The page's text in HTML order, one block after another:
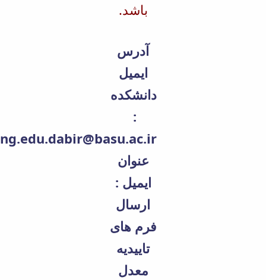
باشد.
آدرس
ایمیل
دانشکده
:
عنوان
ایمیل :
ارسال
فرم های
تاییدیه
معدل